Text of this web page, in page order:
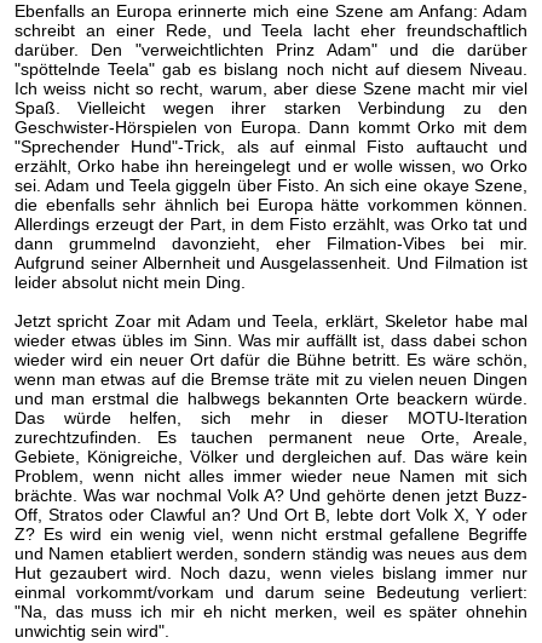
Ebenfalls an Europa erinnerte mich eine Szene am Anfang: Adam
schreibt an einer Rede, und Teela lacht eher freundschaftlich
darüber. Den "verweichtlichten Prinz Adam" und die darüber
"spöttelnde Teela" gab es bislang noch nicht auf diesem Niveau.
Ich weiss nicht so recht, warum, aber diese Szene macht mir viel
Spaß. Vielleicht wegen ihrer starken Verbindung zu den
Geschwister-Hörspielen von Europa. Dann kommt Orko mit dem
"Sprechender Hund"-Trick, als auf einmal Fisto auftaucht und
erzählt, Orko habe ihn hereingelegt und er wolle wissen, wo Orko
sei. Adam und Teela giggeln über Fisto. An sich eine okaye Szene,
die ebenfalls sehr ähnlich bei Europa hätte vorkommen können.
Allerdings erzeugt der Part, in dem Fisto erzählt, was Orko tat und
dann grummelnd davonzieht, eher Filmation-Vibes bei mir.
Aufgrund seiner Albernheit und Ausgelassenheit. Und Filmation ist
leider absolut nicht mein Ding.
Jetzt spricht Zoar mit Adam und Teela, erklärt, Skeletor habe mal
wieder etwas übles im Sinn. Was mir auffällt ist, dass dabei schon
wieder wird ein neuer Ort dafür die Bühne betritt. Es wäre schön,
wenn man etwas auf die Bremse träte mit zu vielen neuen Dingen
und man erstmal die halbwegs bekannten Orte beackern würde.
Das würde helfen, sich mehr in dieser MOTU-Iteration
zurechtzufinden. Es tauchen permanent neue Orte, Areale,
Gebiete, Königreiche, Völker und dergleichen auf. Das wäre kein
Problem, wenn nicht alles immer wieder neue Namen mit sich
brächte. Was war nochmal Volk A? Und gehörte denen jetzt Buzz-
Off, Stratos oder Clawful an? Und Ort B, lebte dort Volk X, Y oder
Z? Es wird ein wenig viel, wenn nicht erstmal gefallene Begriffe
und Namen etabliert werden, sondern ständig was neues aus dem
Hut gezaubert wird. Noch dazu, wenn vieles bislang immer nur
einmal vorkommt/vorkam und darum seine Bedeutung verliert:
"Na, das muss ich mir eh nicht merken, weil es später ohnehin
unwichtig sein wird".